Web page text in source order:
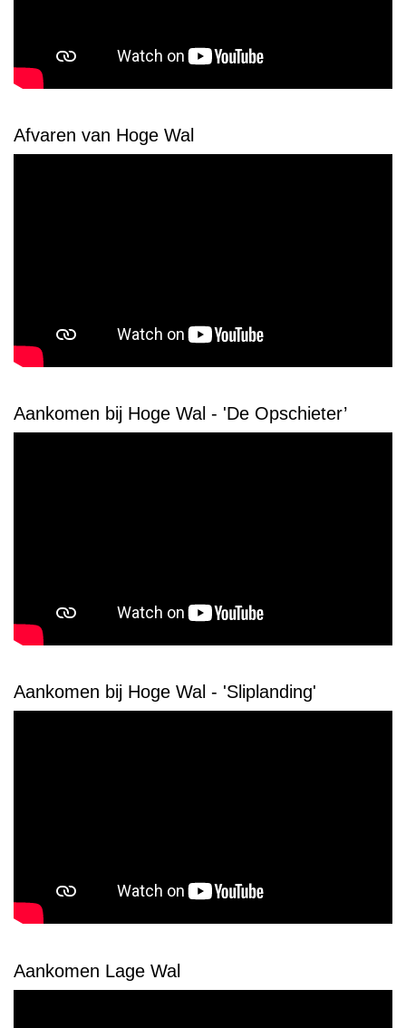
Afvaren van Hoge Wal
Aankomen bij Hoge Wal - 'De Opschieter’
Aankomen bij Hoge Wal - 'Sliplanding'
Aankomen Lage Wal